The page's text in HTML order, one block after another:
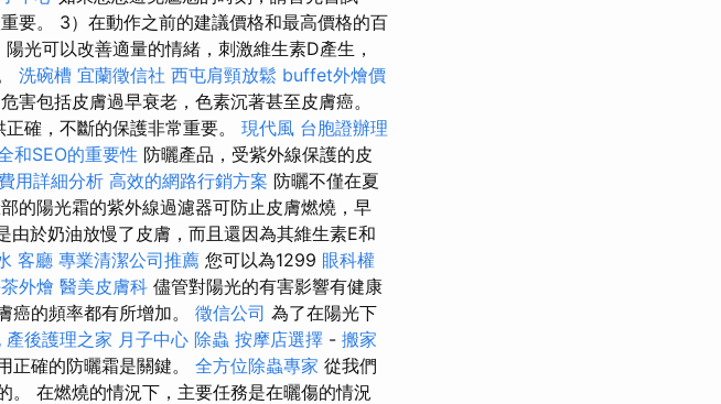
要。 3）在動作之前的建議價格和最高價格的百
光可以改善適量的情緒，刺激維生素D產生，
洗碗槽 宜蘭徵信社 西屯肩頸放鬆 buffet外燴價
害包括皮膚過早衰老，色素沉著甚至皮膚癌。
確，不斷的保護非常重要。 現代風 台胞證辦理
和SEO的重要性 防曬產品，受紫外線保護的皮
用詳細分析 高效的網路行銷方案 防曬不僅在夏
的陽光霜的紫外線過濾器可防止皮膚燃燒，早
由於奶油放慢了皮膚，而且還因為其維生素E和
客廳 專業清潔公司推薦 您可以為1299 眼科權
外燴 醫美皮膚科 儘管對陽光的有害影響有健康
癌的頻率都有所增加。 徵信公司 為了在陽光下
產後護理之家 月子中心 除蟲 按摩店選擇 - 搬家
正確的防曬霜是關鍵。 全方位除蟲專家 從我們
。 在燃燒的情況下，主要任務是在曬傷的情況